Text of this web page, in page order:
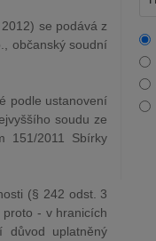
se podává z
občanský soudní
podle ustanovení
soudu ze
151/2011 Sbírky
(§ 242 odst. 3
- v hranicích
důvod uplatněný